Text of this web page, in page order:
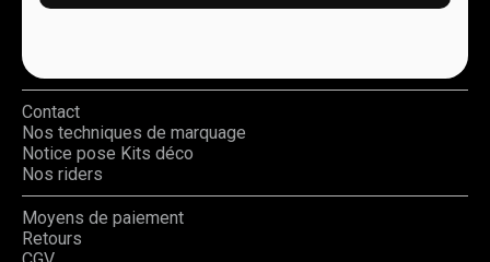
Contact
Nos techniques de marquage
Notice pose Kits déco
Nos riders
Moyens de paiement
Retours